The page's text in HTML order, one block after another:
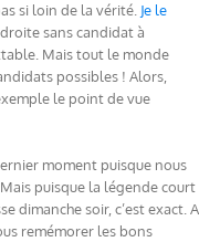
si loin de la vérité. Je le
droite sans candidat à
Mais tout le monde
possibles ! Alors,
le point de vue
moment puisque nous
puisque la légende court
dimanche soir, c’est exact. A
remémorer les bons